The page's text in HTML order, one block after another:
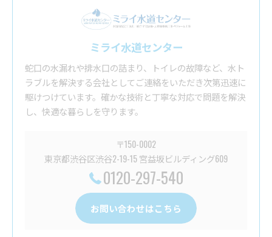
ミライ水道センター
蛇口の水漏れや排水口の詰まり、トイレの故障など、水ト
ラブルを解決する会社としてご連絡をいただき次第迅速に
駆けつけています。確かな技術と丁寧な対応で問題を解決
し、快適な暮らしを守ります。
〒150-0002
東京都渋谷区渋谷2-19-15 宮益坂ビルディング609
0120-297-540
お問い合わせはこちら